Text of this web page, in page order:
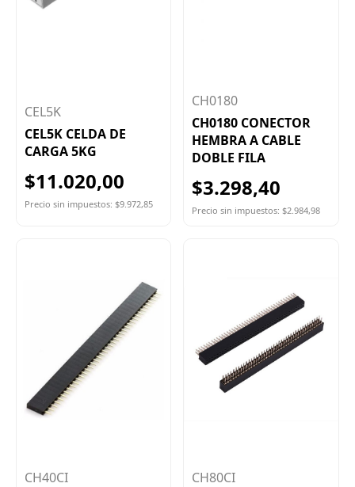
CEL5K
CEL5K CELDA DE
CARGA 5KG
$11.020,00
Precio sin impuestos: $9.972,85
CH0180
CH0180 CONECTOR
HEMBRA A CABLE
DOBLE FILA
$3.298,40
Precio sin impuestos: $2.984,98
CH40CI
CH80CI